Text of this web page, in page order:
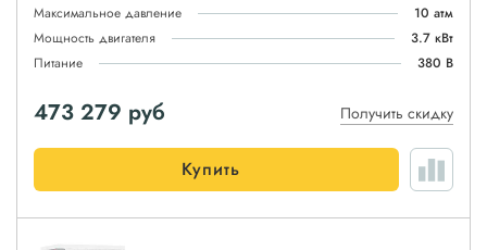
Максимальное давление
10 атм
Мощность двигателя
3.7 кВт
Питание
380 В
473 279 руб Получить скидку
Купить